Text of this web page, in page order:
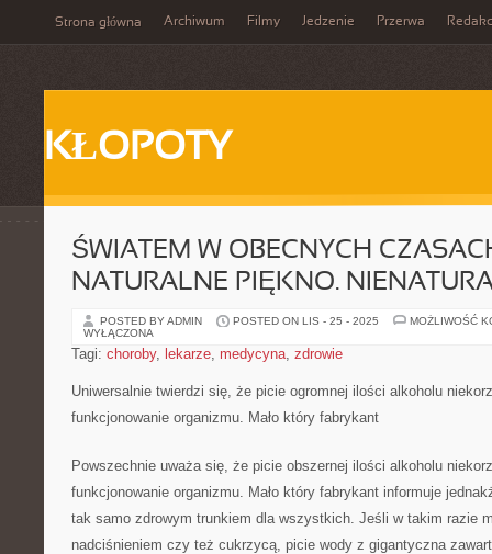
Strona główna Archiwum Filmy Jedzenie Przerwa
KŁOPOTY
ŚWIATEM W OBECNYCH
NATURALNE PIĘKNO.
POSTED BY ADMIN POSTED ON LIS - 25 - 2025
MOŻLIWOŚĆ
WYŁĄCZONA
Tagi: choroby, lekarze, medycyna, zdrowie
Uniwersalnie twierdzi się, że picie ogromnej ilości alkoholu
funkcjonowanie organizmu. Mało który fabrykant
Powszechnie uważa się, że picie obszernej ilości alkoholu
funkcjonowanie organizmu. Mało który fabrykant informuje
tak samo zdrowym trunkiem dla wszystkich. Jeśli w takim razie
nadciśnieniem czy też cukrzycą, picie wody z gigantyczna